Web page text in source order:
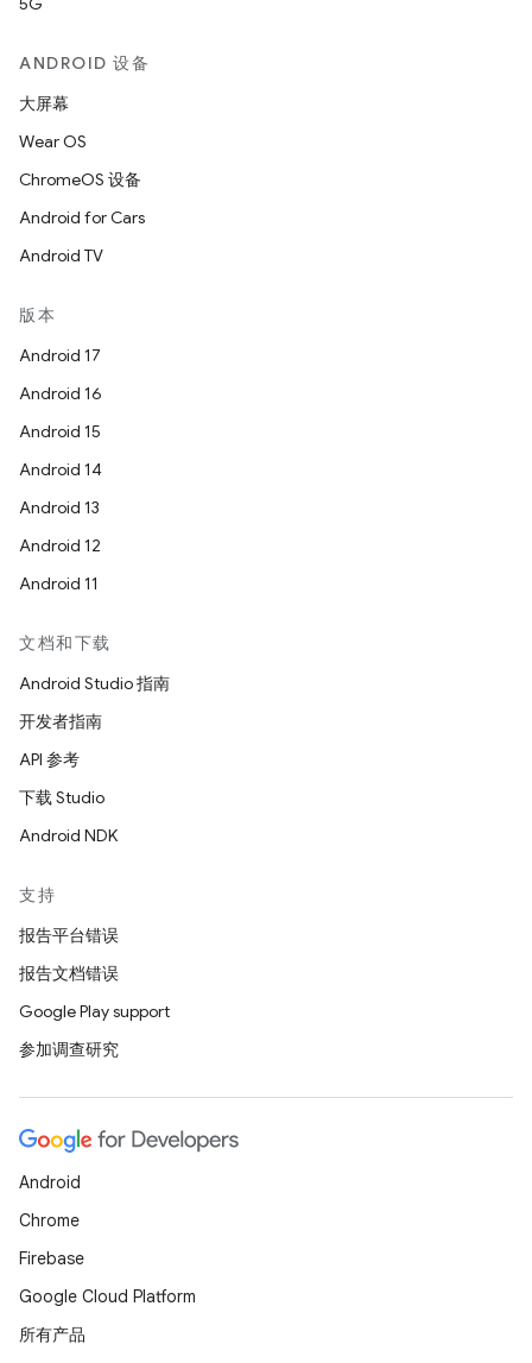
ANDROID 设备
大屏幕
Wear OS
ChromeOS 设备
Android for Cars
Android TV
版本
Android 17
Android 16
Android 15
Android 14
Android 13
Android 12
Android 11
文档和下载
Android Studio 指南
开发者指南
API 参考
下载 Studio
Android NDK
支持
报告平台错误
报告文档错误
Google Play support
参加调查研究
Android
Chrome
Firebase
Google Cloud Platform
所有产品